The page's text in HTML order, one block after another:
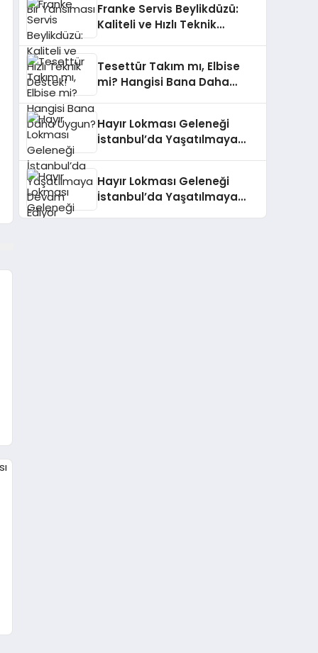
Franke Servis Beylikdüzü:
Kaliteli ve Hızlı Teknik
Tesettür Takım mı, Elbise
mi? Hangisi Bana Daha
Hayır Lokması Geleneği
İstanbul’da Yaşatılmaya
Hayır Lokması Geleneği
İstanbul’da Yaşatılmaya